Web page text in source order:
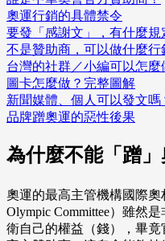
奧運行銷的具體禁令
要發「感謝文」，有什麼規
不是贊助商，可以做什麼行
台灣的社群／小編可以怎麼
圖卡怎麼做？完整圖解
新聞媒體、個人可以發文嗎
品牌蹭奧運的惡性後果
為什麼不能「蹭」
奧運的最高主管機構國際奧
Olympic Committee）雖然
衛自己的權益（錢），畢